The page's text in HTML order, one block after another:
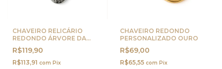
CHAVEIRO RELICÁRIO
REDONDO ÁRVORE DA
VIDA PRATA
R$119,90
R$113,91 com Pix
CHAVEIRO REDONDO
PERSONALIZADO OURO
R$69,00
R$65,55 com Pix